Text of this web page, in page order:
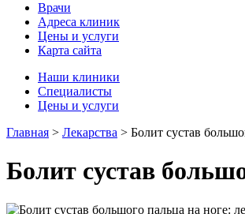
Врачи
Адреса клиник
Цены и услуги
Карта сайта
Наши клиники
Специалисты
Цены и услуги
Главная > Лекарства > Болит сустав
Болит сустав